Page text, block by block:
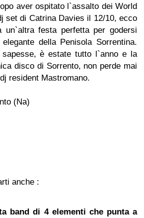
aver ospitato l`assalto dei World
set di Catrina Davies il 12/10, ecco
un`altra festa perfetta per godersi
elegante della Penisola Sorrentina.
è estate tutto l`anno e la
disco di Sorrento, non perde mai
resident Mastromano.
(Na)
anche :
band di 4 elementi che punta a